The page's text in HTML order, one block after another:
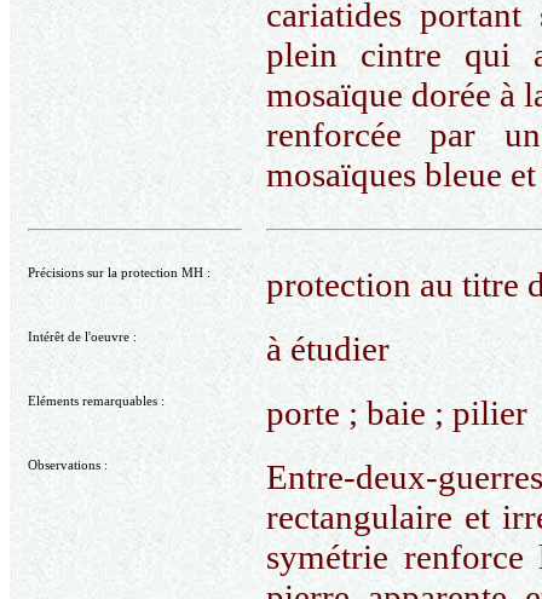
cariatides portant
plein cintre qui
mosaïque dorée à
renforcée par
mosaïques bleue
Précisions sur la protection MH : protection au titre
Intérêt de l'oeuvre : à étudier
Eléments remarquables : porte ; baie ; pilier
Observations :
Entre-deux-
rectangulaire et
symétrie renforce